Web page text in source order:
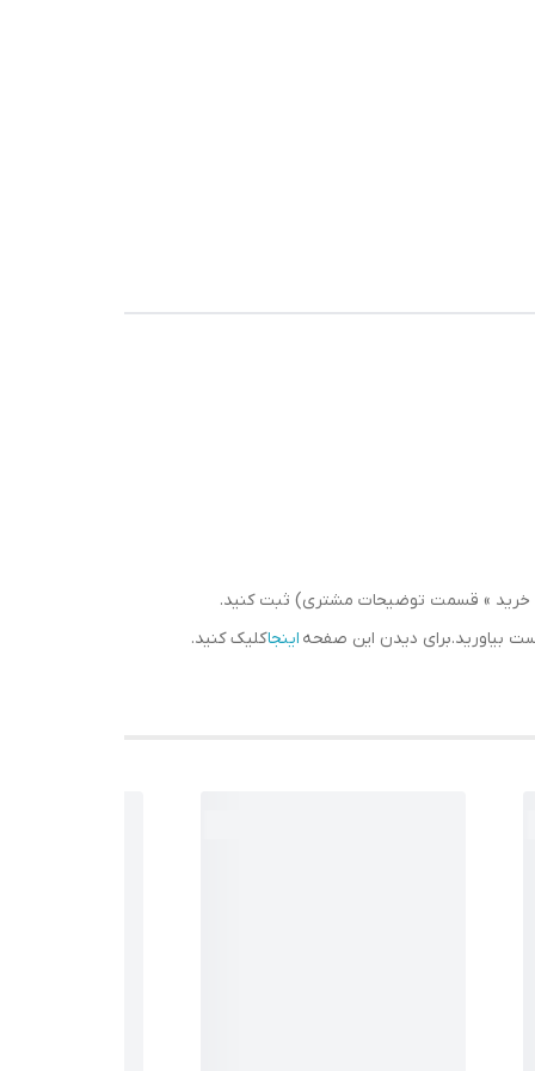
خرید » قسمت توضیحات مشتری) ثبت کنید.
بیاورید.برای دیدن این صفحه اینجاکلیک کنید.